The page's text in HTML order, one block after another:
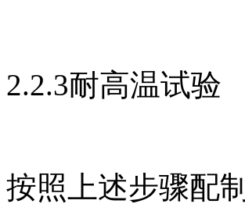
2.2.3耐高温试验
按照上述步骤配